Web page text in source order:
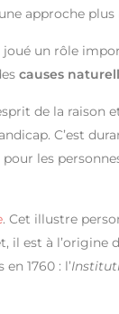
approche
un rôle
causes
de la raison
C’est
les
. Cet illustre
il est à l’origine
1760 : l’